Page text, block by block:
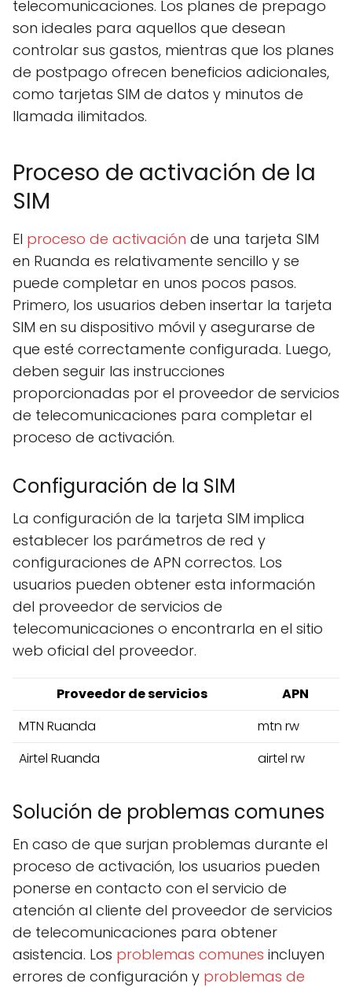
telecomunicaciones. Los planes de prepago
son ideales para aquellos que desean
controlar sus gastos, mientras que los planes
de postpago ofrecen beneficios adicionales,
como tarjetas SIM de datos y minutos de
llamada ilimitados.
Proceso de activación de la
SIM
El proceso de activación de una tarjeta SIM
en Ruanda es relativamente sencillo y se
puede completar en unos pocos pasos.
Primero, los usuarios deben insertar la tarjeta
SIM en su dispositivo móvil y asegurarse de
que esté correctamente configurada. Luego,
deben seguir las instrucciones
proporcionadas por el proveedor de servicios
de telecomunicaciones para completar el
proceso de activación.
Configuración de la SIM
La configuración de la tarjeta SIM implica
establecer los parámetros de red y
configuraciones de APN correctos. Los
usuarios pueden obtener esta información
del proveedor de servicios de
telecomunicaciones o encontrarla en el sitio
web oficial del proveedor.
Proveedor de servicios
APN
MTN Ruanda
mtn rw
Airtel Ruanda
airtel rw
Solución de problemas comunes
En caso de que surjan problemas durante el
proceso de activación, los usuarios pueden
ponerse en contacto con el servicio de
atención al cliente del proveedor de servicios
de telecomunicaciones para obtener
asistencia. Los problemas comunes incluyen
errores de configuración y problemas de